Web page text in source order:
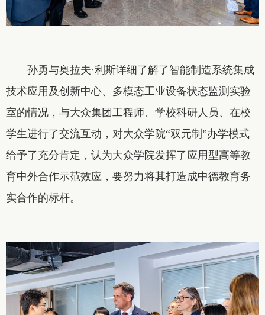
孙勇与奥拉夫·利斯详细了解了智能制造系统集成
技术应用及创新中心、多模态工业设备状态监测实验
室的情况，与大众集团工程师、学校科研人员、在校
学生进行了交流互动，对大众学院“双元制”办学模式
给予了充分肯定，认为大众学院发挥了应用型高等教
育中外合作示范效应，要努力将其打造成中德教育务
实合作的标杆。